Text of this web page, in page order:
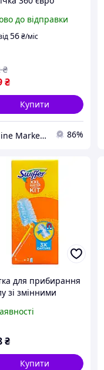
миття підлоги
зі змінними
до відправки
56 ₴/міс
₴
₴
Купити
Online Market 24/7 86%
для прибирання
зі змінними
насадки)
scatola
₴
Купити